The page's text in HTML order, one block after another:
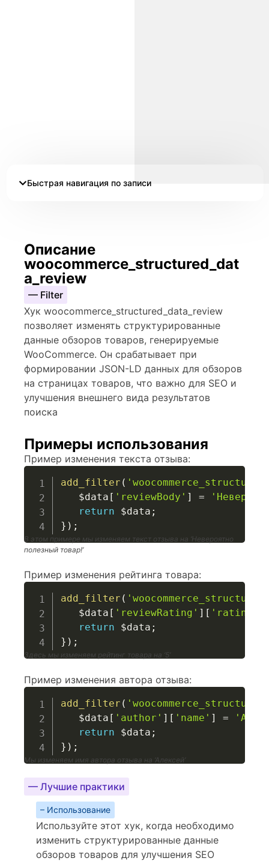
Быстрая навигация по записи
Описание
woocommerce_structured_dat
a_review
— Filter
Хук woocommerce_structured_data_review
позволяет изменять структурированные
данные обзоров товаров, генерируемые
WooCommerce. Он срабатывает при
формировании JSON-LD данных для обзоров
на страницах товаров, что важно для SEO и
улучшения внешнего вида результатов
поиска
Примеры использования
Пример изменения текста отзыва:
add_filter (
$data [ 'reviewBody' ] =
return
$data ;
} ) ;
В этом примере мы изменяем текст отзыва на ‘Невероятно
полезный товар!’
Пример изменения рейтинга товара:
add_filter (
$data [ 'reviewRating' ] [
return
$data ;
} ) ;
Здесь мы изменяем рейтинг товара на ‘5’
Пример изменения автора отзыва:
add_filter (
$data [ 'author' ] [ 'name' ] =
return
$data ;
} ) ;
Мы изменяем имя автора отзыва на ‘Алексей’
— Лучшие практики
– Использование
Используйте этот хук, когда необходимо
изменить структурированные данные
обзоров товаров для улучшения SEO